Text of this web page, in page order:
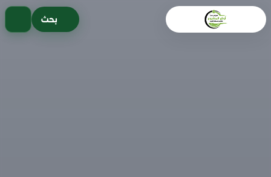
تخطى
إلى
بحث